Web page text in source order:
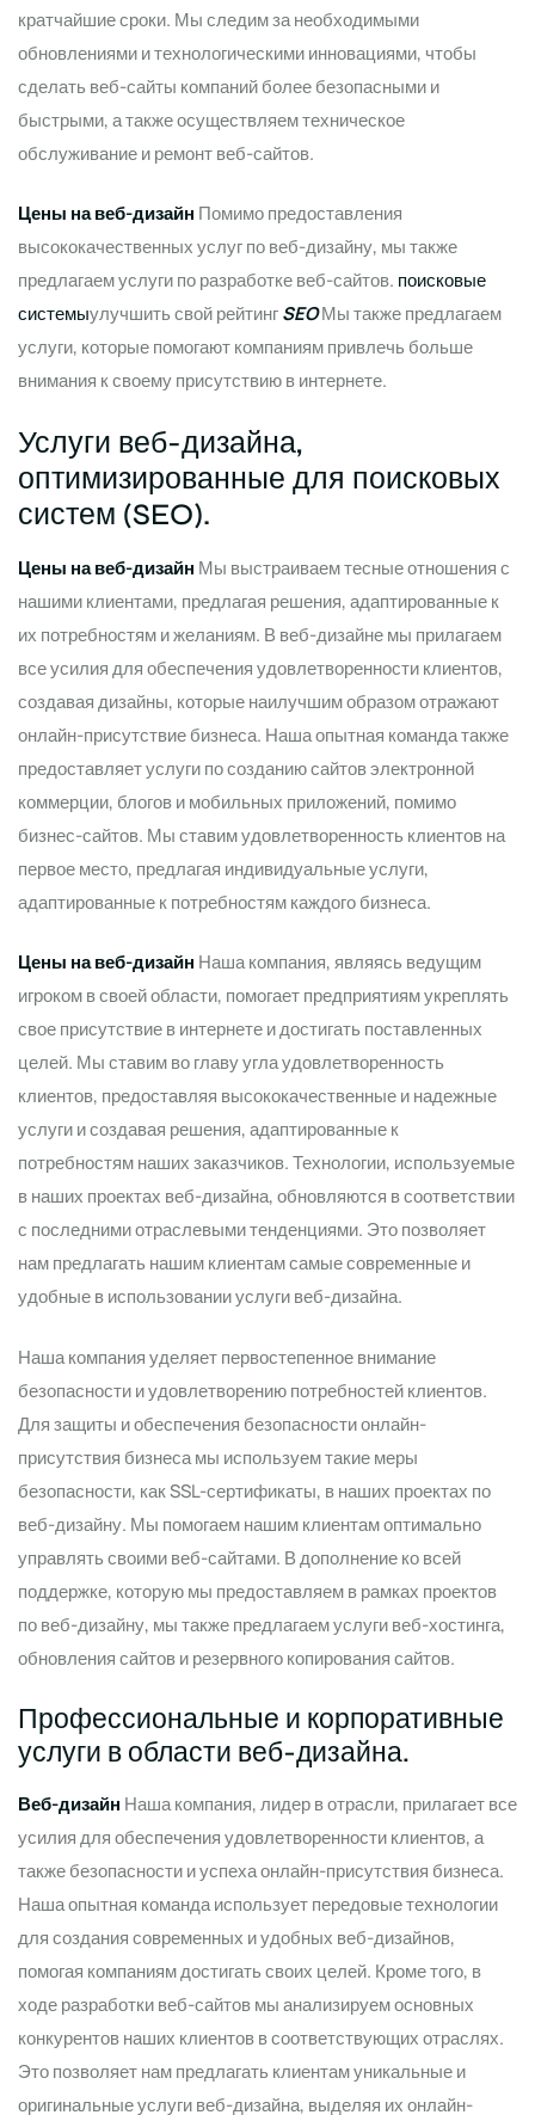
кратчайшие сроки. Мы следим за необходимыми
обновлениями и технологическими инновациями, чтобы
сделать веб-сайты компаний более безопасными и
быстрыми, а также осуществляем техническое
обслуживание и ремонт веб-сайтов.
Цены на веб-дизайн Помимо предоставления
высококачественных услуг по веб-дизайну, мы также
предлагаем услуги по разработке веб-сайтов. поисковые
системыулучшить свой рейтингSEOМы также предлагаем
услуги, которые помогают компаниям привлечь больше
внимания к своему присутствию в интернете.
Услуги веб-дизайна,
оптимизированные для поисковых
систем (SEO).
Цены на веб-дизайн Мы выстраиваем тесные отношения с
нашими клиентами, предлагая решения, адаптированные к
их потребностям и желаниям. В веб-дизайне мы прилагаем
все усилия для обеспечения удовлетворенности клиентов,
создавая дизайны, которые наилучшим образом отражают
онлайн-присутствие бизнеса. Наша опытная команда также
предоставляет услуги по созданию сайтов электронной
коммерции, блогов и мобильных приложений, помимо
бизнес-сайтов. Мы ставим удовлетворенность клиентов на
первое место, предлагая индивидуальные услуги,
адаптированные к потребностям каждого бизнеса.
Цены на веб-дизайн Наша компания, являясь ведущим
игроком в своей области, помогает предприятиям укреплять
свое присутствие в интернете и достигать поставленных
целей. Мы ставим во главу угла удовлетворенность
клиентов, предоставляя высококачественные и надежные
услуги и создавая решения, адаптированные к
потребностям наших заказчиков. Технологии, используемые
в наших проектах веб-дизайна, обновляются в соответствии
с последними отраслевыми тенденциями. Это позволяет
нам предлагать нашим клиентам самые современные и
удобные в использовании услуги веб-дизайна.
Наша компания уделяет первостепенное внимание
безопасности и удовлетворению потребностей клиентов.
Для защиты и обеспечения безопасности онлайн-
присутствия бизнеса мы используем такие меры
безопасности, как SSL-сертификаты, в наших проектах по
веб-дизайну. Мы помогаем нашим клиентам оптимально
управлять своими веб-сайтами. В дополнение ко всей
поддержке, которую мы предоставляем в рамках проектов
по веб-дизайну, мы также предлагаем услуги веб-хостинга,
обновления сайтов и резервного копирования сайтов.
Профессиональные и корпоративные
услуги в области веб-дизайна.
Веб-дизайн Наша компания, лидер в отрасли, прилагает все
усилия для обеспечения удовлетворенности клиентов, а
также безопасности и успеха онлайн-присутствия бизнеса.
Наша опытная команда использует передовые технологии
для создания современных и удобных веб-дизайнов,
помогая компаниям достигать своих целей. Кроме того, в
ходе разработки веб-сайтов мы анализируем основных
конкурентов наших клиентов в соответствующих отраслях.
Это позволяет нам предлагать клиентам уникальные и
оригинальные услуги веб-дизайна, выделяя их онлайн-